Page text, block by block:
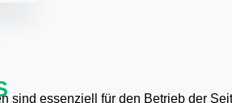
sind essenziell für den Betrieb der